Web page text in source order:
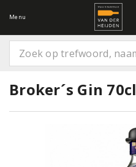
Menu
Broker´s Gin 70cl